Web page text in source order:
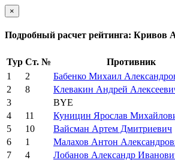
×
Подробный расчет рейтинга: Кривов
Тур Ст. № Противник
1
2 Бабенко Михаил
2
8 Клевакин Андрей
3
BYE
4
11 Куницин Ярослав
5
10 Вайсман Артем Дмитриевич
6
1 Малахов Антон
7
4 Лобанов Александр